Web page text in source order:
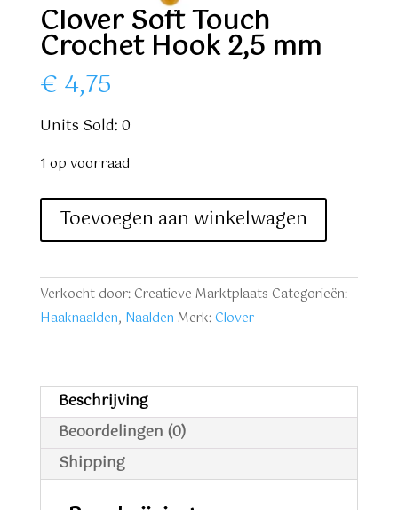
Clover Soft Touch
Crochet Hook 2,5 mm
€ 4,75
Units Sold: 0
1 op voorraad
Clover
Crochet
Hook
2,5
Toevoegen aan winkelwagen
Verkocht door: Creatieve Marktplaats Categorieën:
Haaknaalden, Naalden Merk:Clover
Beschrijving
Beoordelingen (0)
Shipping